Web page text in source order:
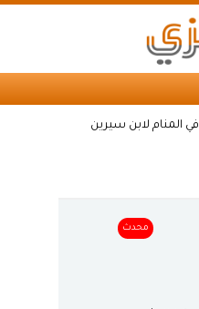
المنام لابن سيرين
محدث